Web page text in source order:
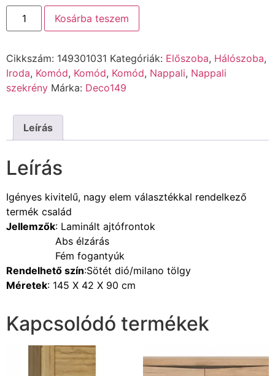
Kosárba teszem
Cikkszám: 149301031 Kategóriák: Előszoba, Hálószoba,
Iroda, Komód, Komód, Komód, Nappali, Nappali
szekrény Márka: Deco149
Leírás
Leírás
Igényes kivitelű, nagy elem választékkal rendelkező
termék család
Jellemzők: Laminált ajtófrontok
Abs élzárás
Fém fogantyúk
Rendelhető szín:Sötét dió/milano tölgy
Méretek: 145 X 42 X 90 cm
Kapcsolódó termékek